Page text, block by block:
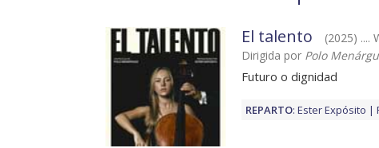
El talento
(2025) ....
Dirigida por Polo
Futuro o dignidad
REPARTO: Ester Expósito